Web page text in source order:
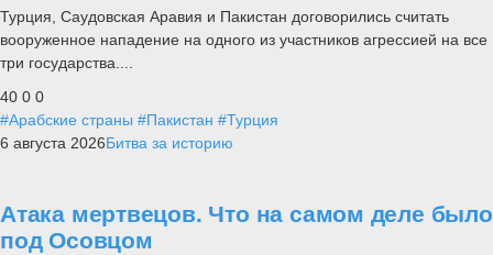
Турция, Саудовская Аравия и Пакистан договорились считать
вооруженное нападение на одного из участников агрессией на все
три государства....
40 0 0
#Арабские страны #Пакистан #Турция
6 августа 2026Битва за историю
Атака мертвецов. Что на самом деле было
под Осовцом